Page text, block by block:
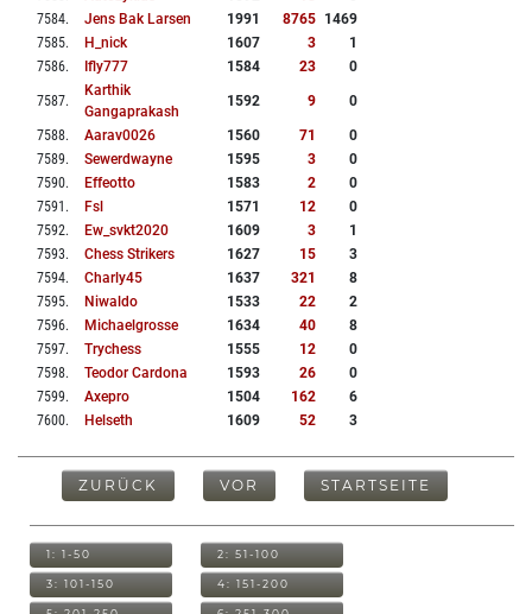
7584. Jens Bak Larsen 1991 8765 1469
7585. H_nick 1607 3
1
7586. Ifly777 1584 23 0
7587.
Karthik
Gangaprakash
1592 9 0
7588. Aarav0026 1560 71
0
7589. Sewerdwayne 1595 3
0
7590. Effeotto 1583 2
0
7591 . Fsl 1571 12
0
7592. Ew_svkt2020 1609 3
1
7593. Chess Strikers 1627 15
3
7594. Charly45 1637 321
8
7595. Niwaldo 1533 22
2
7596. Michaelgrosse 1634 40
8
7597. Trychess 1555 12
0
7598. Teodor Cardona 1593 26
0
7599. Axepro 1504 162
6
7600. Helseth 1609 52 3
ZURÜCK VOR STARTSEITE
1: 1-50 2: 51-100
3: 101-150 4: 151-200